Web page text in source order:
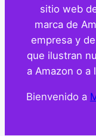
sitio web
marca de
empresa y
que ilustran
a Amazon o
Bienvenido a